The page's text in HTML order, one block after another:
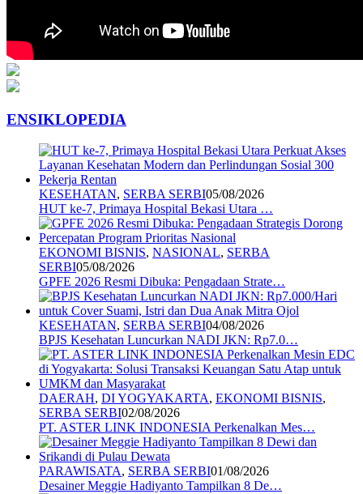
ENSIKLOPEDIA
KESEHATAN, SERBA SERBI05/08/2026
HUT ke-7, Primaya Hospital Bekasi Utara …
EKONOMI BISNIS, NASIONAL, SERBA
SERBI05/08/2026
GPFE 2026 Resmi Dibuka: Pengadaan Strate…
KESEHATAN, SERBA SERBI04/08/2026
BPJS Kesehatan Luncurkan NADI JKN: Rp7.0…
DAERAH, DI YOGYAKARTA, EKONOMI BISNIS,
SERBA SERBI02/08/2026
PT. ASTER LINK INDONESIA Perkenalkan Mes…
PARAWISATA, SERBA SERBI01/08/2026
Desainer Meggie Hadiyanto Tampilkan 8 De…